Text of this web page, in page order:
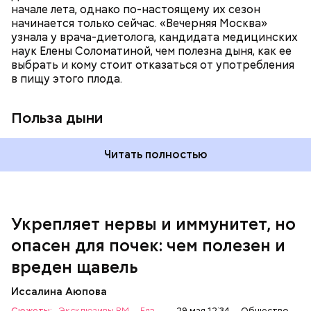
начале лета, однако по-настоящему их сезон
начинается только сейчас. «Вечерняя Москва»
узнала у врача-диетолога, кандидата медицинских
наук Елены Соломатиной, чем полезна дыня, как ее
выбрать и кому стоит отказаться от употребления
в пищу этого плода.
Польза дыни
магний — помогает калию и не дает сосудам
спазмироваться.
Читать полностью
Укрепляет нервы и иммунитет, но
опасен для почек: чем полезен и
вреден щавель
Иссалина Аюпова
— Если человек уже болеет мочекаменной
болезнью, щавель ему не рекомендуется. При
артрите, гастрите, холецистите, синдроме
раздраженного кишечника, язвах и панкреатите
По мнению специалиста, здоровому человеку
достаточно включать щавель в рацион несколько
виде или припущенном на сковороде.
— Однако если человеку нужно не разжижать
кровь, а наоборот, ее коагулировать, то нужно
уточнила диетолог.